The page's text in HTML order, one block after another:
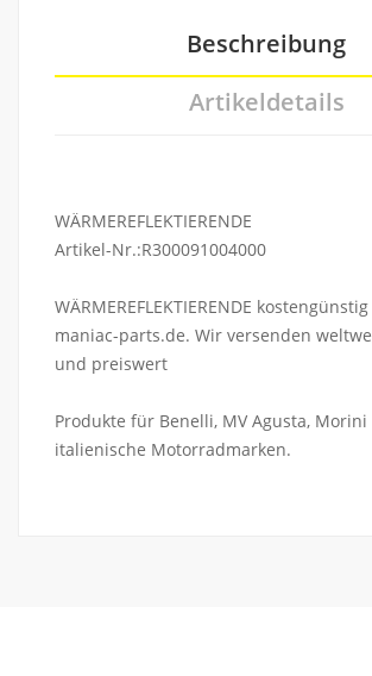
Beschreibung
Artikeldetails
WÄRMEREFLEKTIERENDE
Artikel-Nr.:R300091004000
WÄRMEREFLEKTIERENDE
maniac-parts.de. Wir versenden
und preiswert
Produkte für Benelli, MV Agusta,
italienische Motorradmarken.